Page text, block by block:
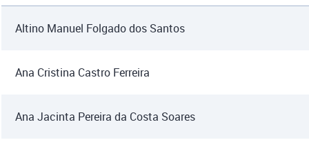
Altino Manuel Folgado dos Santos
Ana Cristina Castro Ferreira
Ana Jacinta Pereira da Costa Soares